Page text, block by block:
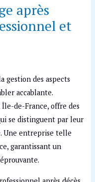
après
et
gestion des aspects
accablante.
de-France, offre des
se distinguent par leur
Une entreprise telle
garantissant un